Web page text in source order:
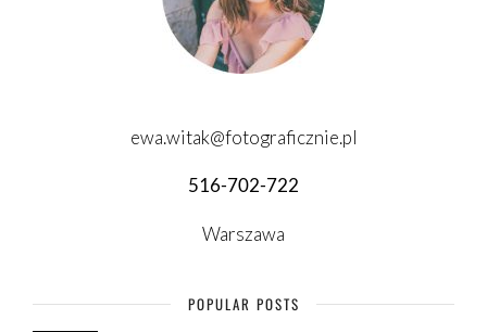
ewa.witak@fotograficznie.pl
516-702-722
Warszawa
POPULAR POSTS